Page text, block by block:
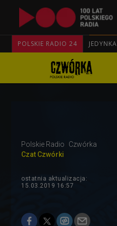
POLSKIE RADIO 24 JEDYNKA
Polskie Radio
Czwórka
Czat Czwórki
ostatnia aktualizacja:
15.03.2019 16:57